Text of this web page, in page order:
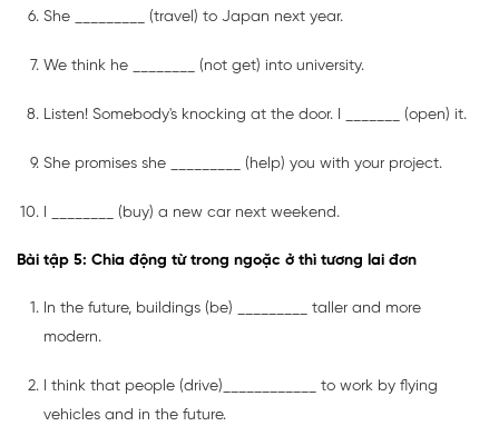
She _________ (travel) to Japan next year.
We think he ________ (not get) into university.
Listen! Somebody's knocking at the door. I _______ (open) it.
She promises she _________ (help) you with your project.
I ________ (buy) a new car next weekend.
Bài tập 5: Chia động từ trong ngoặc ở thì tương lai đơn
In the future, buildings (be) _________ taller and more
modern.
I think that people (drive)____________ to work by flying
vehicles and in the future.